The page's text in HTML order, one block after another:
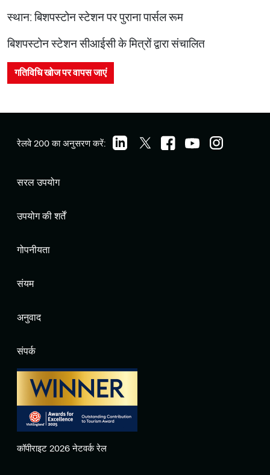
स्थान: बिशपस्टोन स्टेशन पर पुराना पार्सल रूम
बिशपस्टोन स्टेशन सीआईसी के मित्रों द्वारा संचालित
गतिविधि खोज पर वापस जाएं
रेलवे 200 का अनुसरण करें:
सरल उपयोग
उपयोग की शर्तें
गोपनीयता
संयम
अनुवाद
संपर्क
कॉपीराइट 2026 नेटवर्क रेल